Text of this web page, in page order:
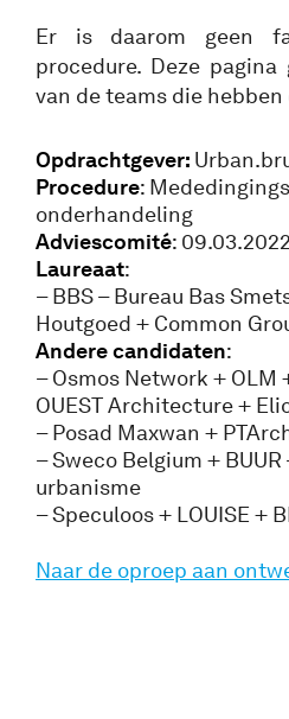
Er is daarom geen
procedure. Deze
van de teams die
Opdrachtgever:
Procedure:
onderhandeling
Adviescomité: 09.03.2022
Laureaat:
– BBS – Bureau Bas
Houtgoed + Common
Andere candidaten:
– Osmos Network + OLM
OUEST Architecture +
– Posad Maxwan +
– Sweco Belgium +
urbanisme
– Speculoos + LOUISE +
Naar de oproep aan